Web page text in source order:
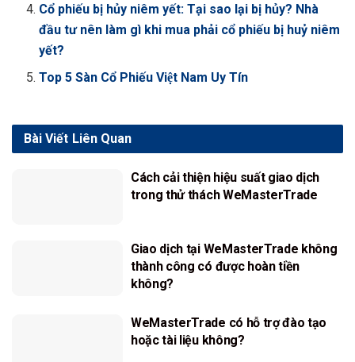
Cổ phiếu bị hủy niêm yết: Tại sao lại bị hủy? Nhà
đầu tư nên làm gì khi mua phải cổ phiếu bị huỷ niêm
yết?
Top 5 Sàn Cổ Phiếu Việt Nam Uy Tín
Liên Quan
Bài Viết
Cách cải thiện hiệu suất giao dịch
trong thử thách WeMasterTrade
Giao dịch tại WeMasterTrade không
thành công có được hoàn tiền
không?
WeMasterTrade có hỗ trợ đào tạo
hoặc tài liệu không?